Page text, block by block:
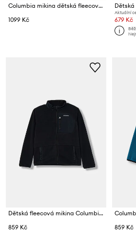
Columbia mikina dětská fleecová Helvetia
1099 Kč
Aktuální
679 Kč
Dětská fleecová mikina Columbia Fast Trek
859 Kč
859 Kč